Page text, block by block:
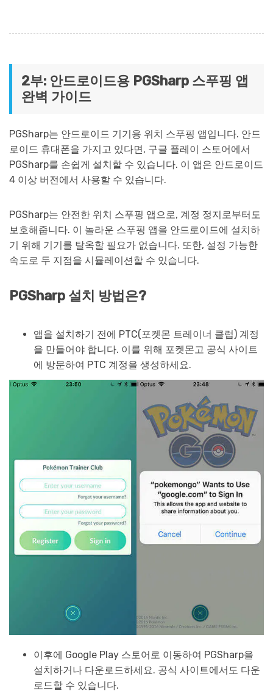
2부: 안드로이드용 PGSharp 스푸핑 앱
완벽 가이드
PGSharp는 안드로이드 기기용 위치 스푸핑 앱입니다. 안드
로이드 휴대폰을 가지고 있다면, 구글 플레이 스토어에서
PGSharp를 손쉽게 설치할 수 있습니다. 이 앱은 안드로이드
4 이상 버전에서 사용할 수 있습니다.
PGSharp는 안전한 위치 스푸핑 앱으로, 계정 정지로부터도
보호해줍니다. 이 놀라운 스푸핑 앱을 안드로이드에 설치하
기 위해 기기를 탈옥할 필요가 없습니다. 또한, 설정 가능한
속도로 두 지점을 시뮬레이션할 수 있습니다.
PGSharp 설치 방법은?
앱을 설치하기 전에 PTC(포켓몬 트레이너 클럽) 계정
을 만들어야 합니다. 이를 위해 포켓몬고 공식 사이트
에 방문하여 PTC 계정을 생성하세요.
이후에 Google Play 스토어로 이동하여 PGSharp을
설치하거나 다운로드하세요. 공식 사이트에서도 다운
로드할 수 있습니다.